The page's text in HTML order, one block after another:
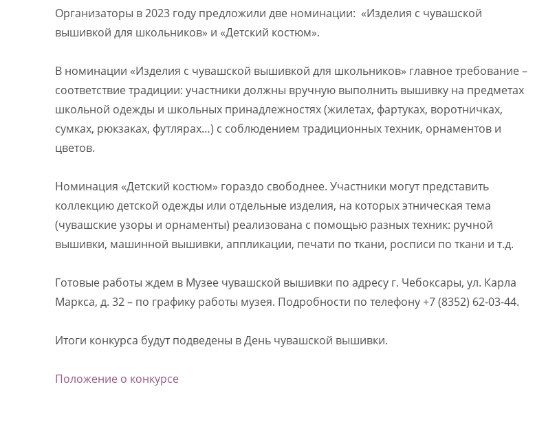
Организаторы в 2023 году предложили две номинации: «Изделия с чувашской
вышивкой для школьников» и «Детский костюм».
В номинации «Изделия с чувашской вышивкой для школьников» главное требование –
соответствие традиции: участники должны вручную выполнить вышивку на предметах
школьной одежды и школьных принадлежностях (жилетах, фартуках, воротничках,
сумках, рюкзаках, футлярах…) с соблюдением традиционных техник, орнаментов и
цветов.
Номинация «Детский костюм» гораздо свободнее. Участники могут представить
коллекцию детской одежды или отдельные изделия, на которых этническая тема
(чувашские узоры и орнаменты) реализована с помощью разных техник: ручной
вышивки, машинной вышивки, аппликации, печати по ткани, росписи по ткани и т.д.
Готовые работы ждем в Музее чувашской вышивки по адресу г. Чебоксары, ул. Карла
Маркса, д. 32 – по графику работы музея. Подробности по телефону +7 (8352) 62-03-44.
Итоги конкурса будут подведены в День чувашской вышивки.
Положение о конкурсе